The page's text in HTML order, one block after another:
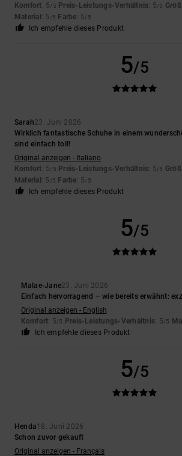
Komfort: 5/5 Preis-Leistungs-Verhältnis: 5/5
Material: 5 /5 Farbe: 5/5
Ich empfehle dieses Produkt
5/5
Sarah23. Juni 2026
Wirklich fantastische Schuhe in einem
sind einfach toll!
Original anzeigen - Italiano
Komfort: 5/5 Preis-Leistungs-Verhältnis: 5/5
Material: 5 /5 Farbe: 5/5
Ich empfehle dieses Produkt
5/5
Malae-Jane23. Juni 2026
Einfach hervorragend – wie bereits erwähnt:
Original anzeigen - English
Komfort: 5/5 Preis-Leistungs-Verhältnis: 5/5
Ich empfehle dieses Produkt
5/5
Henda18. Juni 2026
Schon zuvor gekauft
Original anzeigen - Français